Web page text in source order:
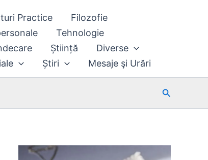
Practice
Filozofie
Tehnologie
Știință
Diverse
Știri Mesaje şi Urări
Search